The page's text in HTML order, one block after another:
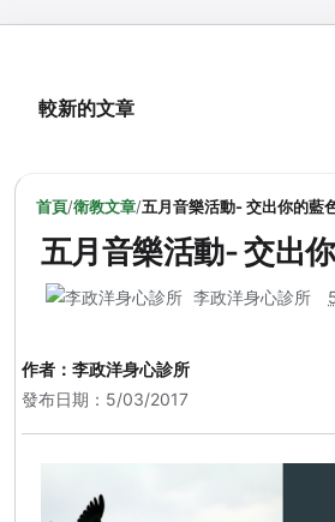
較新的文章
首頁/衛教文章/五月音樂活動- 交出你的藍
五月音樂活動- 交出
李政洋身心診所
作者： 李政洋身心診所
發布日期：5/03/2017